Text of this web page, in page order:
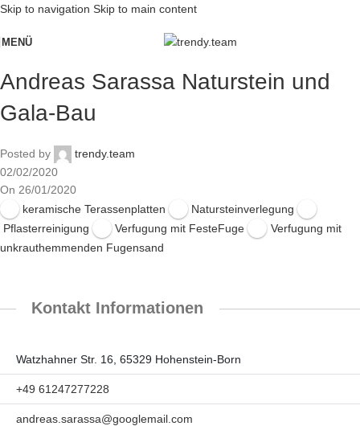
Skip to navigation Skip to main content
MENÜ
Andreas Sarassa Naturstein und
Gala-Bau
Posted by
trendy.team
02/02/2020
On 26/01/2020
keramische Terassenplatten
Natursteinverlegung
Pflasterreinigung
Verfugung mit FesteFuge
Verfugung mit
unkrauthemmenden Fugensand
Kontakt Informationen
Watzhahner Str. 16, 65329 Hohenstein-Born
+49 61247277228
andreas.sarassa@googlemail.com